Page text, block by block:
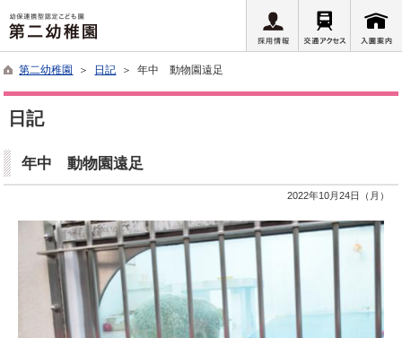
第二幼稚園 ＞ 日記 ＞ 年中 動物園遠足
日記
年中 動物園遠足
2022年10月24日（月）